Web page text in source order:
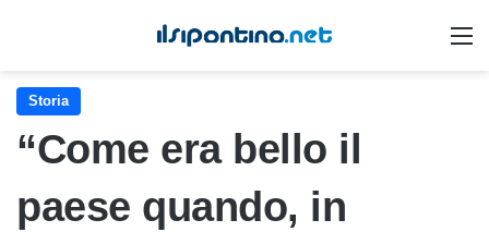
Storia
“Come era bello il
paese quando, in